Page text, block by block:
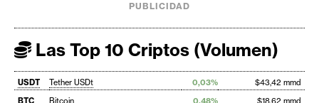
PUBLICIDAD
Las Top 10 Criptos (Volumen)
USDT Tether USDt 0,03%
$43,42 mmd
BTC
Bitcoin 0,48% $18,62 mmd